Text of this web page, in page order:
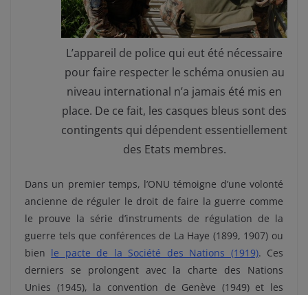
L’appareil de police qui eut été nécessaire
pour faire respecter le schéma onusien au
niveau international n’a jamais été mis en
place. De ce fait, les casques bleus sont des
contingents qui dépendent essentiellement
des Etats membres.
Dans un premier temps, l’ONU témoigne d’une volonté
ancienne de réguler le droit de faire la guerre comme
le prouve la série d’instruments de régulation de la
guerre tels que conférences de La Haye (1899, 1907) ou
bien le pacte de la Société des Nations (1919). Ces
derniers se prolongent avec la charte des Nations
Unies (1945), la convention de Genève (1949) et les